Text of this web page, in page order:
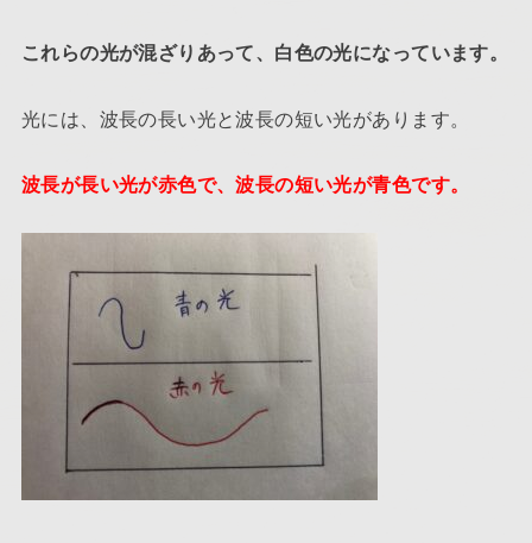
これらの光が混ざりあって、白色の光になっています。
光には、波長の長い光と波長の短い光があります。
波長が長い光が赤色で、波長の短い光が青色です。